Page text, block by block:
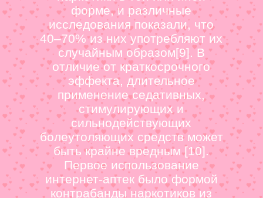
форме, и различные
исследования показали, что
40–70% из них употребляют их
случайным образом[9]. В
отличие от краткосрочного
эффекта, длительное
применение седативных,
стимулирующих и
сильнодействующих
болеутоляющих средств может
быть крайне вредным [10].
Первое использование
интернет-аптек было формой
контрабанды наркотиков из